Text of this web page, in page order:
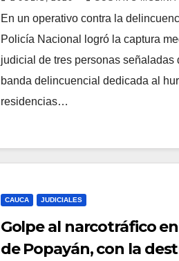
En un operativo contra la
Policía Nacional logró la captura
judicial de tres personas señaladas
banda delincuencial dedicada al
residencias…
CAUCA JUDICIALES
Golpe al narcotráfico
de Popayán, con la